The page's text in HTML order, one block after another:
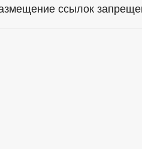
ссылок